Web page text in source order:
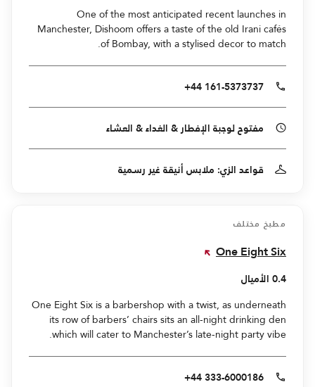
One of the most anticipated recent launches in
Manchester, Dishoom offers a taste of the old Irani cafés
of Bombay, with a stylised decor to match.
+44 161-5373737
مفتوح لوجبة الإفطار & الغداء & العشاء
قواعد الزي: ملابس أنيقة غير رسمية
مطبخ مختلف
One Eight Six
0.4 الأميال
One Eight Six is a barbershop with a twist, as underneath
its row of barbers’ chairs sits an all-night drinking den
which will cater to Manchester’s late-night party vibe.
+44 333-6000186